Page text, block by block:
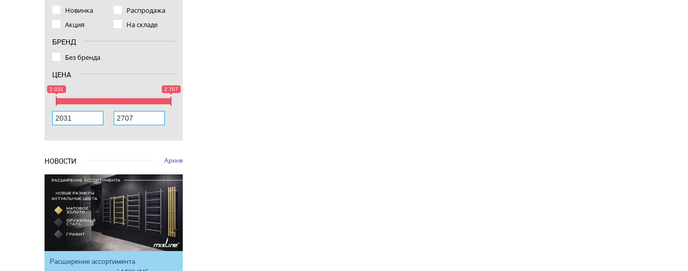
Новинка
Распродажа
Акция
На складе
БРЕНД
Без бренда
ЦЕНА
2 031 2 707
НОВОСТИ Архив
Расширение ассортимента